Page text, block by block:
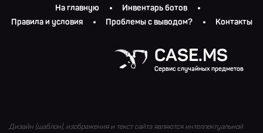
На главную
Инвентарь ботов
Правила и условия
Проблемы с выводом? Контакты
CASE.MS
Сервис случайных предметов
Дизайн (шаблон), изображения и текст сайта являются интеллектуальной